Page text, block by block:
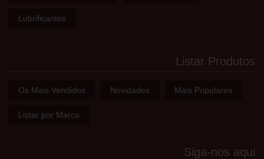
Lubrificantes
Listar Produtos
Os Mais Vendidos Novidades Mais Populares
Listar por Marca
Siga-nos aqui